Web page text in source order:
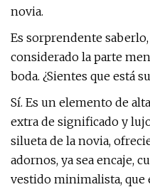
novia.
Es sorprendente
considerado la parte
boda. ¿Sientes que está
Sí. Es un elemento de
extra de significado y
silueta de la novia,
adornos, ya sea encaje,
vestido minimalista, que